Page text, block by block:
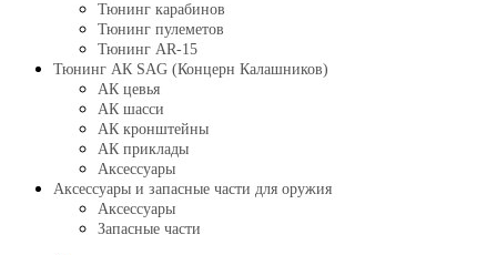
Тюнинг карабинов
Тюнинг пулеметов
Тюнинг AR-15
Тюнинг АК SAG (Концерн Калашников)
АК цевья
АК шасси
АК кронштейны
АК приклады
Аксессуары
Аксессуары и запасные части для оружия
Аксессуары
Запасные части